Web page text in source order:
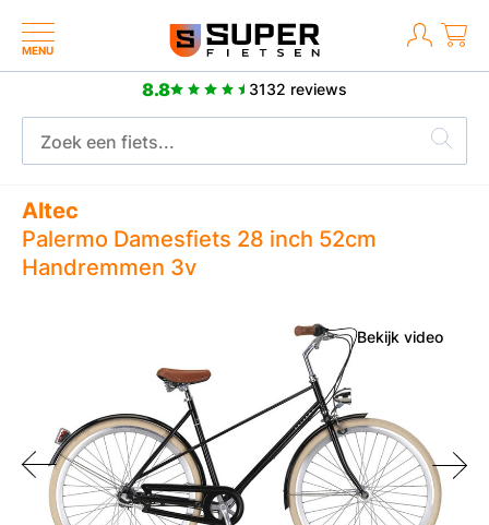
MENU
8.8 3132 reviews
Meer dan 2500 positieve reviews
Altec
Palermo Damesfiets 28 inch 52cm
Handremmen 3v
Bekijk video